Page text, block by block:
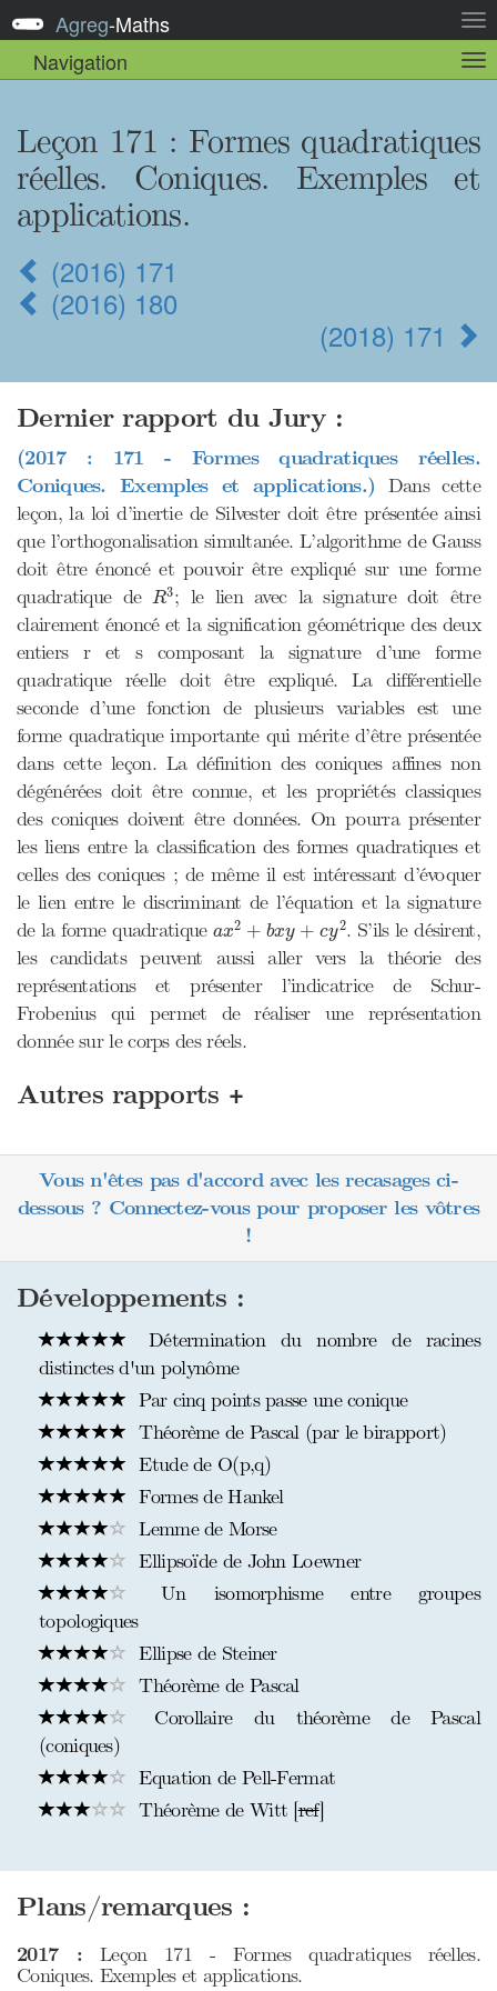
la
Agreg-Maths
Navigation
la
Leçon 171 : Formes quadratiques
réelles. Coniques. Exemples et
applications.
(2016) 171
(2016) 180
(2018) 171
Dernier rapport du Jury :
(2017 : 171 - Formes quadratiques réelles.
Coniques. Exemples et applications.) Dans cette
leçon, la loi d’inertie de Silvester doit être présentée ainsi
que l’orthogonalisation simultanée. L’algorithme de Gauss
doit être énoncé et pouvoir être expliqué sur une forme
quadratique deR3
R3; le lien avec la signature doit être
clairement énoncé et la signification géométrique des deux
entiers r et s composant la signature d’une forme
quadratique réelle doit être expliqué. La différentielle
seconde d’une fonction de plusieurs variables est une
forme quadratique importante qui mérite d’être présentée
dans cette leçon. La définition des coniques affines non
dégénérées doit être connue, et les propriétés classiques
des coniques doivent être données. On pourra présenter
les liens entre la classification des formes quadratiques et
celles des coniques ; de même il est intéressant d’évoquer
le lien entre le discriminant de l’équation et la signature
de la forme quadratiqueax2 + bxy + cy2
2 bx +
. S’ils le désirent,
les candidats peuvent aussi aller vers la théorie des
représentations et présenter l’indicatrice de Schur-
Frobenius qui permet de réaliser une représentation
donnée sur le corps des réels.
Autres rapports +
Vous n'êtes pas d'accord avec les recasages ci-
dessous ? Connectez-vous pour proposer les vôtres
!
Développements :
Détermination du nombre de racines
distinctes d'un polynôme
Par cinq points passe une conique
Théorème de Pascal (par le birapport)
Etude de O(p,q)
Formes de Hankel
Lemme de Morse
Ellipsoïde de John Loewner
Un isomorphisme entre groupes
topologiques
Ellipse de Steiner
Théorème de Pascal
Corollaire du théorème de Pascal
(coniques)
Equation de Pell-Fermat
Théorème de Witt [ref]
Plans/remarques :
2017 : Leçon 171 - Formes quadratiques réelles.
Coniques. Exemples et applications.